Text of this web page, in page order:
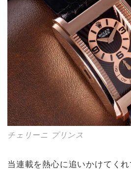
チェリーニ プリンス
当連載を熱心に追いかけてく